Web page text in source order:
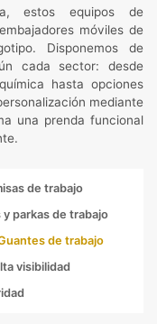
estos equipos de
móviles de
Disponemos de
cada sector: desde
hasta opciones
mediante
una prenda funcional
de trabajo
parkas de trabajo
de trabajo
visibilidad